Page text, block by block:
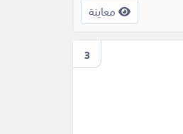
معاينة
3